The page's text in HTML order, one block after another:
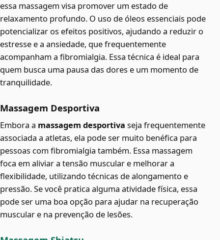
essa massagem visa promover um estado de
relaxamento profundo. O uso de óleos essenciais pode
potencializar os efeitos positivos, ajudando a reduzir o
estresse e a ansiedade, que frequentemente
acompanham a fibromialgia. Essa técnica é ideal para
quem busca uma pausa das dores e um momento de
tranquilidade.
Massagem Desportiva
Embora a massagem desportiva seja frequentemente
associada a atletas, ela pode ser muito benéfica para
pessoas com fibromialgia também. Essa massagem
foca em aliviar a tensão muscular e melhorar a
flexibilidade, utilizando técnicas de alongamento e
pressão. Se você pratica alguma atividade física, essa
pode ser uma boa opção para ajudar na recuperação
muscular e na prevenção de lesões.